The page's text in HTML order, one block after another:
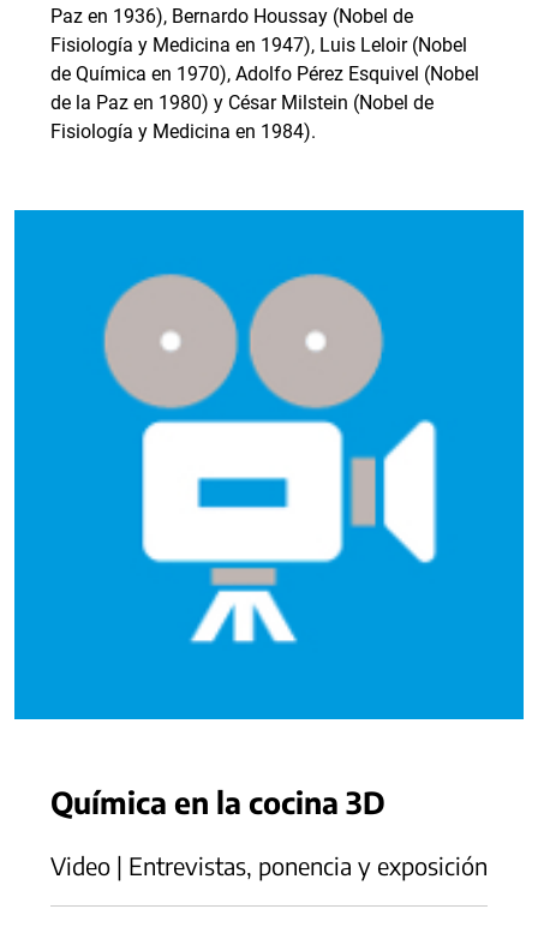
Paz en 1936), Bernardo Houssay (Nobel de
Fisiología y Medicina en 1947), Luis Leloir (Nobel
de Química en 1970), Adolfo Pérez Esquivel (Nobel
de la Paz en 1980) y César Milstein (Nobel de
Fisiología y Medicina en 1984).
Química en la cocina 3D
Video | Entrevistas, ponencia y exposición